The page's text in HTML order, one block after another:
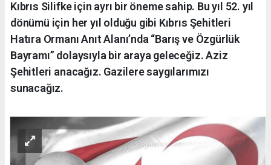
Kıbrıs Silifke için ayrı bir öneme sahip. Bu yıl 52. yıl
dönümü için her yıl olduğu gibi Kıbrıs Şehitleri
Hatıra Ormanı Anıt Alanı’nda “Barış ve Özgürlük
Bayramı” dolaysıyla bir araya geleceğiz. Aziz
Şehitleri anacağız. Gazilere saygılarımızı
sunacağız.